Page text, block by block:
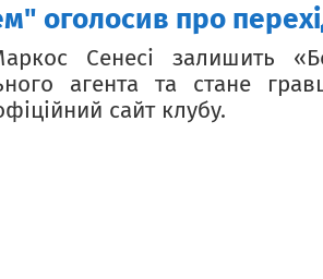
оголосив про
Сенесі залишить
агента та стане
сайт клубу.